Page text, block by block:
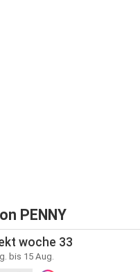
PENNY
woche 33
bis 15 Aug.